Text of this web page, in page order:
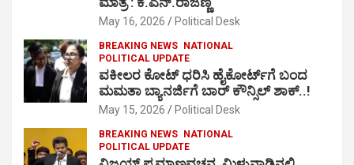
May 16, 2026 Political Desk
BREAKING NEWS
NATIONAL
POLITICAL UPDATE
ವಕೀಲರ ಕೋಟ್ ಧರಿಸಿ ಹೈಕೋರ್ಟ್​ಗೆ ಬಂದ
ಮಮತಾ ಬ್ಯಾನರ್ಜಿಗೆ ಬಾರ್ ಕೌನ್ಸಿಲ್ ಶಾಕ್..!
May 15, 2026 Political Desk
BREAKING NEWS
NATIONAL
POLITICAL UPDATE